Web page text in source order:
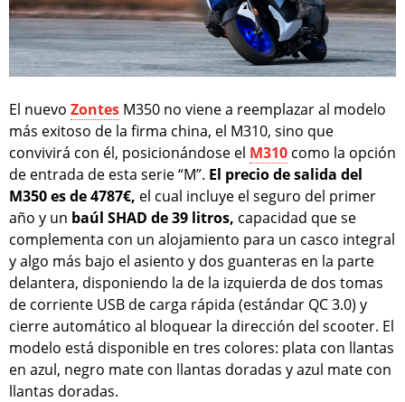
El nuevo Zontes M350 no viene a reemplazar al modelo
más exitoso de la firma china, el M310, sino que
convivirá con él, posicionándose el M310 como la opción
de entrada de esta serie “M”. El precio de salida del
M350 es de 4787€, el cual incluye el seguro del primer
año y un baúl SHAD de 39 litros, capacidad que se
complementa con un alojamiento para un casco integral
y algo más bajo el asiento y dos guanteras en la parte
delantera, disponiendo la de la izquierda de dos tomas
de corriente USB de carga rápida (estándar QC 3.0) y
cierre automático al bloquear la dirección del scooter. El
modelo está disponible en tres colores: plata con llantas
en azul, negro mate con llantas doradas y azul mate con
llantas doradas.